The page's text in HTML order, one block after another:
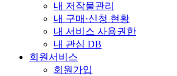
내 저작물관리
내 구매·신청 현황
내 서비스 사용권한
내 관심 DB
회원서비스
회원가입